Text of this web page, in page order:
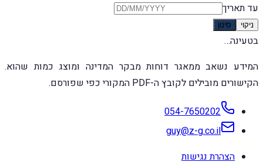
עד תאריך
ניקוי סינון
בטעינה…
המידע נשאב ממאגר דוחות מבקר המדינה ומוצג כמות שהוא.
הקישורים מובילים לקובץ ה-PDF המקורי כפי שפורסם.
054-7650202
guy@z-g.co.il
הצהרת נגישות